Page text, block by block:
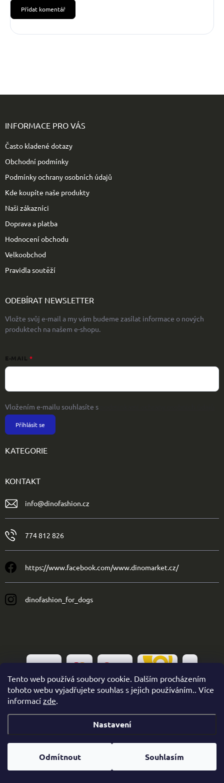
Tento web používá soubory cookie. Dalším procházením
tohoto webu vyjadřujete souhlas s jejich používáním.. Více
informací zde.
Nastavení
Odmítnout Souhlasím
Přidat komentář
INFORMACE PRO VÁS
Často kladené dotazy
Obchodní podmínky
Podmínky ochrany osobních údajů
Kde koupíte naše produkty
Naši zákazníci
Doprava a platba
Hodnocení obchodu
Velkoobchod
Pravidla soutěží
ODEBÍRAT NEWSLETTER
Vložte svůj e-mail a my vám budeme zasílat informace o nových
produktech na našem e-shopu.
E-MAIL
Vložením e-mailu souhlasíte s
Přihlásit se
KATEGORIE
KONTAKT
info@dinofashion.cz
774 812 826
https://www.facebook.com/www.dinomarket.cz/
dinofashion_for_dogs
Vytvořil Shoptet
Copyright 2026 . Všechna práva vyhrazena.